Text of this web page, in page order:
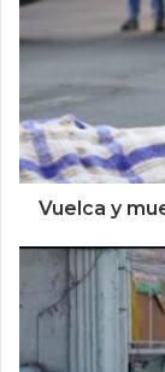
Vuelca y